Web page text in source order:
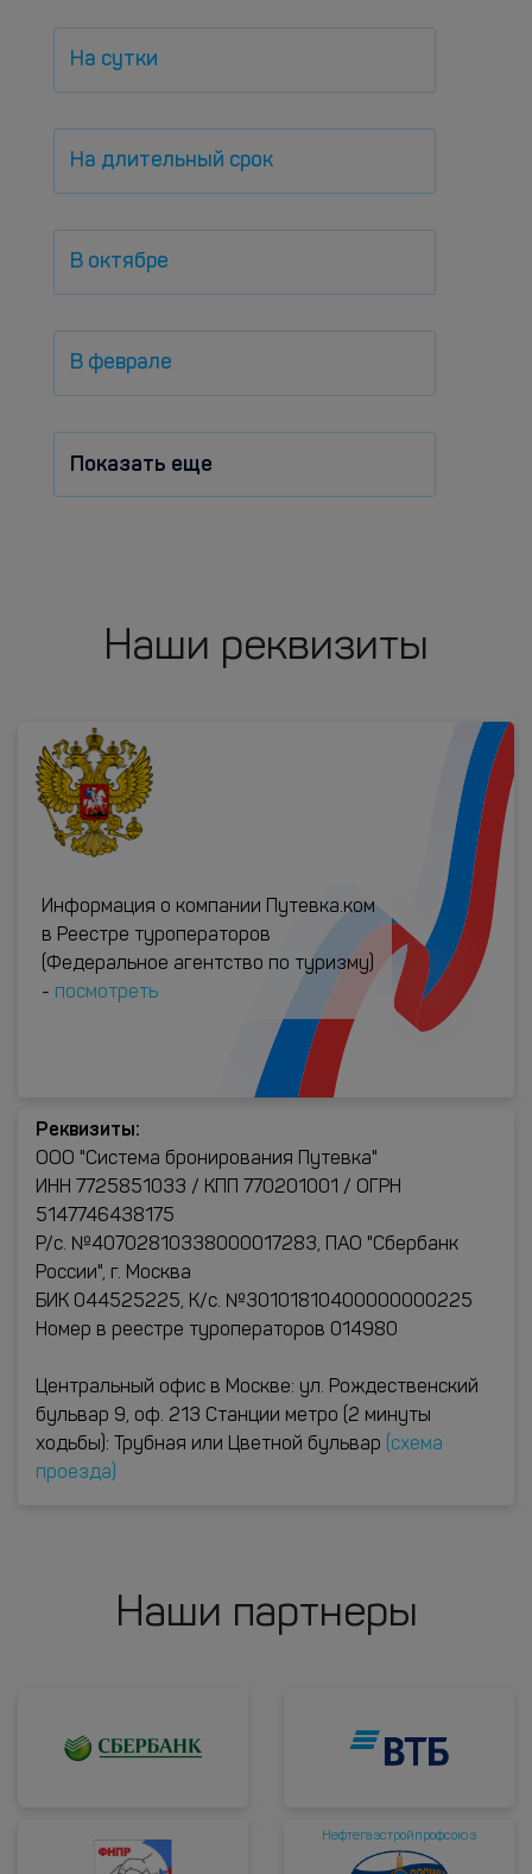
На сутки
На длительный срок
В октябре
В феврале
Показать еще
Наши реквизиты
Информация о компании Путевка.ком
в Реестре туроператоров
(Федеральное агентство по туризму)
- посмотреть
Реквизиты:
ООО "Система бронирования Путевка"
ИНН 7725851033 / КПП 770201001 / ОГРН
5147746438175
Р/с. №40702810338000017283, ПАО "Сбербанк
России", г. Москва
БИК 044525225, К/с. №30101810400000000225
Номер в реестре туроператоров 014980
Центральный офис в Москве: ул. Рождественский
бульвар 9, оф. 213 Станции метро (2 минуты
ходьбы): Трубная или Цветной бульвар
(схема
проезда)
Наши партнеры
Нефтегазстройпрофсоюз